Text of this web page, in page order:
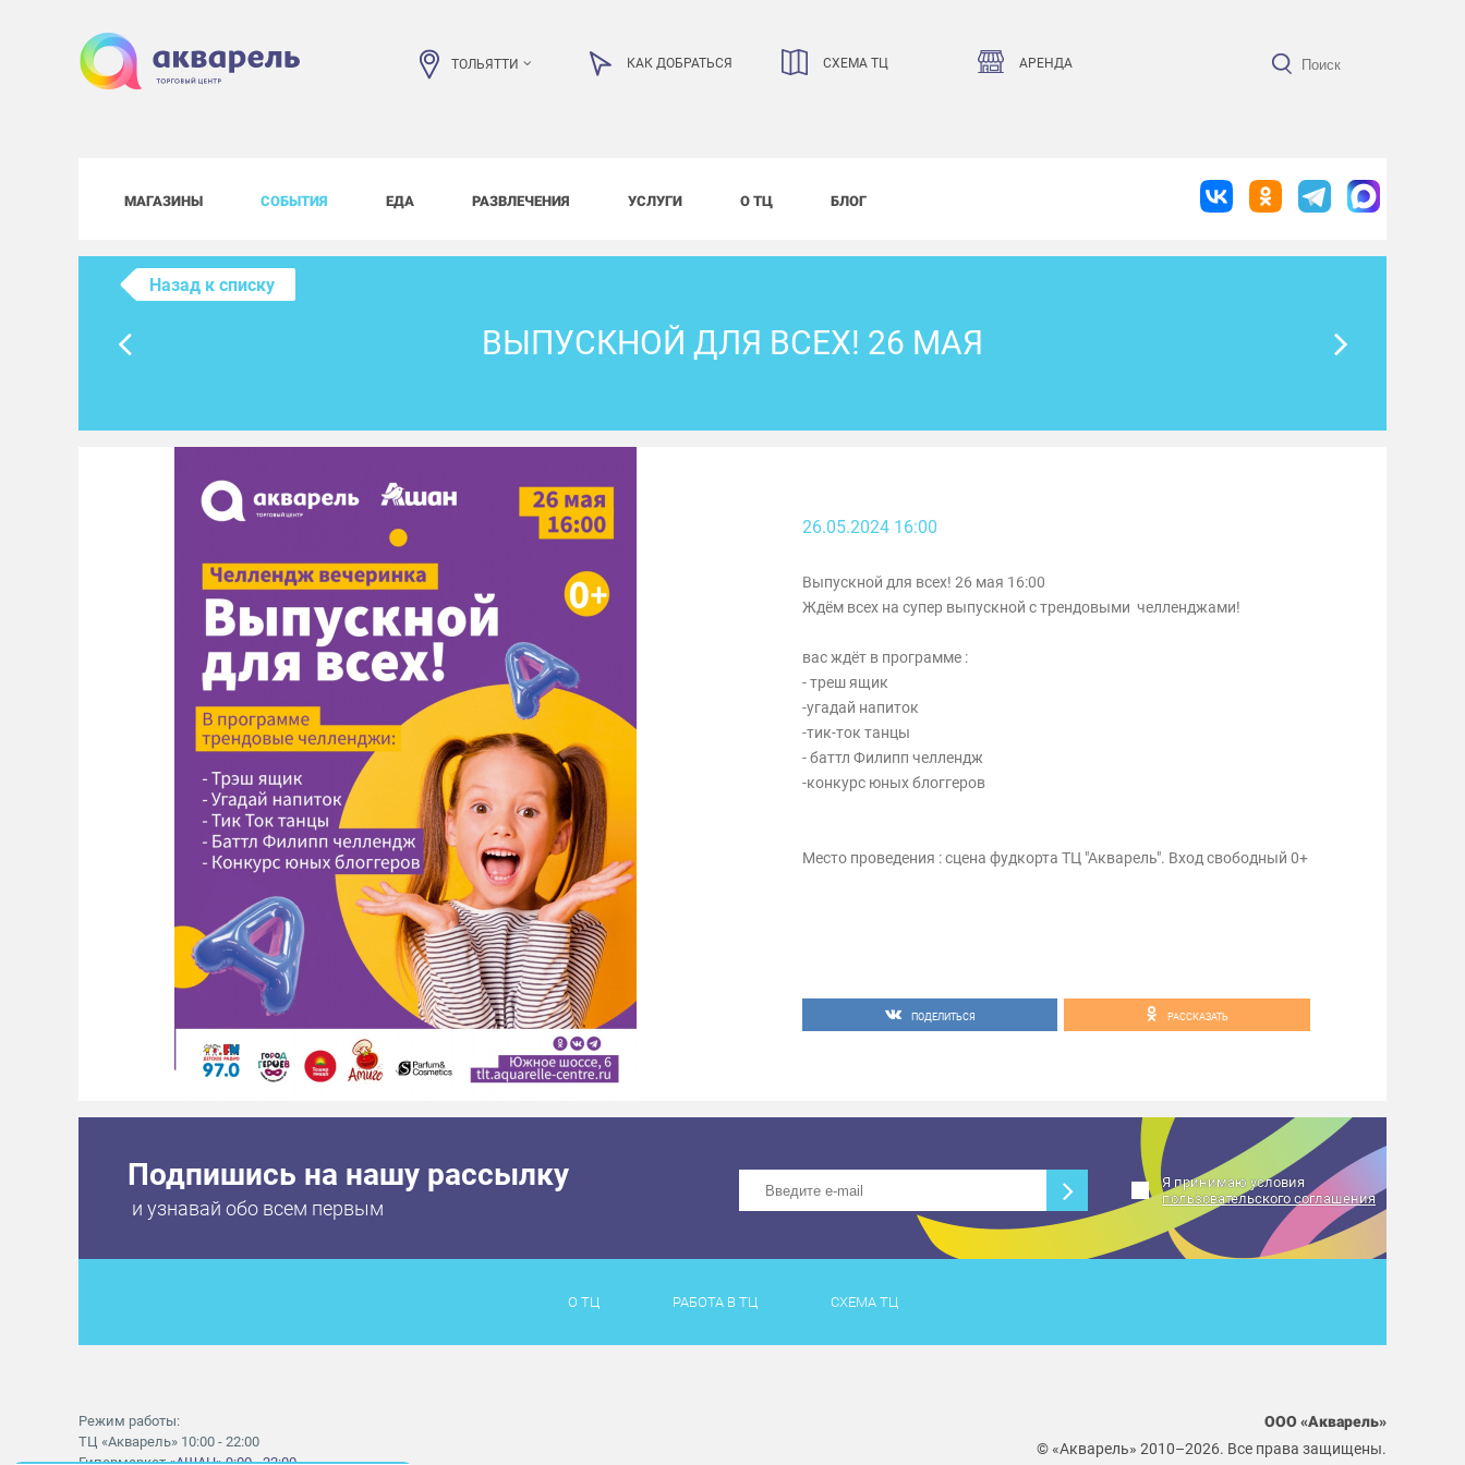
ТОЛЬЯТТИ КАК ДОБРАТЬСЯ СХЕМА ТЦ АРЕНДА
МАГАЗИНЫ СОБЫТИЯ ЕДА РАЗВЛЕЧЕНИЯ УСЛУГИ О ТЦ БЛОГ
Назад к списку
ВЫПУСКНОЙ ДЛЯ ВСЕХ! 26 МАЯ
26.05.2024 16:00
Выпускной для всех! 26 мая 16:00
Ждём всех на супер выпускной с трендовыми челленджами!
вас ждёт в программе :
- треш ящик
-угадай напиток
-тик-ток танцы
- баттл Филипп челлендж
-конкурс юных блоггеров
Место проведения : сцена фудкорта ТЦ "Акварель". Вход свободный 0+
ПОДЕЛИТЬСЯ РАССКАЗАТЬ
Подпишись на нашу рассылку
и узнавай обо всем первым
Я принимаю условия
пользовательского соглашения
О ТЦ РАБОТА В ТЦ СХЕМА ТЦ
Режим работы:
ТЦ «Акварель» 10:00 - 22:00
ООО «Акварель»
© «Акварель» 2010–2026. Все права защищены.